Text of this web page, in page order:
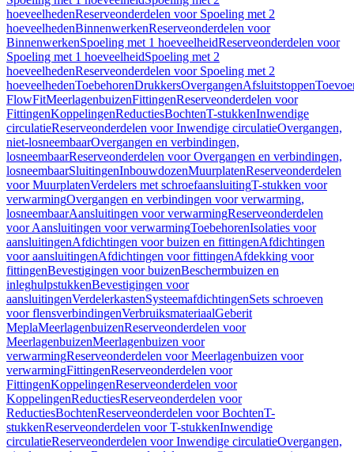
hoeveelhedenReserveonderdelen voor Spoeling met 2
hoeveelhedenBinnenwerkenReserveonderdelen voor
BinnenwerkenSpoeling met 1 hoeveelheidReserveonderdelen voor
Spoeling met 1 hoeveelheidSpoeling met 2
hoeveelhedenReserveonderdelen voor Spoeling met 2
hoeveelhedenToebehorenDrukkersOvergangenAfsluitstoppen
FlowFitMeerlagenbuizenFittingenReserveonderdelen voor
FittingenKoppelingenReductiesBochtenT-stukkenInwendige
circulatieReserveonderdelen voor Inwendige circulatieOvergangen,
niet-losneembaarOvergangen en verbindingen,
losneembaarReserveonderdelen voor Overgangen en verbindingen,
losneembaarSluitingenInbouwdozenMuurplatenReserveonderdelen
voor MuurplatenVerdelers met schroefaansluitingT-stukken voor
verwarmingOvergangen en verbindingen voor verwarming,
losneembaarAansluitingen voor verwarmingReserveonderdelen
voor Aansluitingen voor verwarmingToebehorenIsolaties voor
aansluitingenAfdichtingen voor buizen en fittingenAfdichtingen
voor aansluitingenAfdichtingen voor fittingenAfdekking voor
fittingenBevestigingen voor buizenBeschermbuizen en
inleghulpstukkenBevestigingen voor
aansluitingenVerdelerkastenSysteemafdichtingenSets schroeven
voor flensverbindingenVerbruiksmateriaalGeberit
MeplaMeerlagenbuizenReserveonderdelen voor
MeerlagenbuizenMeerlagenbuizen voor
verwarmingReserveonderdelen voor Meerlagenbuizen voor
verwarmingFittingenReserveonderdelen voor
FittingenKoppelingenReserveonderdelen voor
KoppelingenReductiesReserveonderdelen voor
ReductiesBochtenReserveonderdelen voor BochtenT-
stukkenReserveonderdelen voor T-stukkenInwendige
circulatieReserveonderdelen voor Inwendige circulatieOvergangen,